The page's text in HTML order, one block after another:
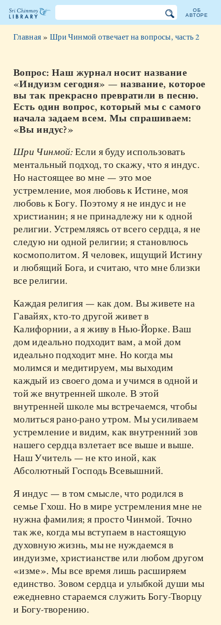
Библиотека
Чинмоя
ОБ
АВТОРЕ
Главная » Шри Чинмой отвечает на вопросы, часть 2
Вопрос: Наш журнал носит название
«Индуизм сегодня» — название, которое
вы так прекрасно превратили в песню.
Есть один вопрос, который мы с самого
начала задаем всем. Мы спрашиваем:
«Вы индус?»
Шри Чинмой:Если я буду использовать
ментальный подход, то скажу, что я индус.
Но настоящее во мне — это мое
устремление, моя любовь к Истине, моя
любовь к Богу. Поэтому я не индус и не
христианин; я не принадлежу ни к одной
религии. Устремляясь от всего сердца, я не
следую ни одной религии; я становлюсь
космополитом. Я человек, ищущий Истину
и любящий Бога, и считаю, что мне близки
все религии.
Каждая религия — как дом. Вы живете на
Гавайях, кто-то другой живет в
Калифорнии, а я живу в Нью-Йорке. Ваш
дом идеально подходит вам, а мой дом
идеально подходит мне. Но когда мы
молимся и медитируем, мы выходим
каждый из своего дома и учимся в одной и
той же внутренней школе. В этой
внутренней школе мы встречаемся, чтобы
молиться рано-рано утром. Мы усиливаем
устремление и видим, как внутренний зов
нашего сердца взлетает все выше и выше.
Наш Учитель — не кто иной, как
Абсолютный Господь Всевышний.
Я индус — в том смысле, что родился в
семье Гхош. Но в мире устремления мне не
нужна фамилия; я просто Чинмой. Точно
так же, когда мы вступаем в настоящую
духовную жизнь, мы не нуждаемся в
индуизме, христианстве или любом другом
«изме». Мы все время лишь расширяем
единство. Зовом сердца и улыбкой души мы
ежедневно стараемся служить Богу-Творцу
и Богу-творению.